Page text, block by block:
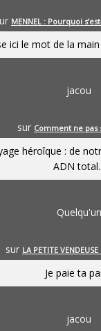
MENNEL : Pourquoi
ici le mot de la
jacou
sur Comment ne pas
héroîque : de
ADN
Quelqu'un
sur LA PETITE VENDEUSE
Je paie ta
jacou